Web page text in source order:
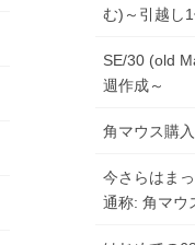
む)～引越し1
SE/30 (old
週作成～
角マウス購
今さらはま
通称: 角マウ